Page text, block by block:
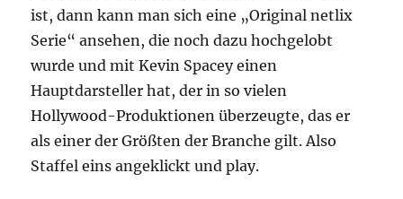
ist, dann kann man sich eine „Original netlix
Serie“ ansehen, die noch dazu hochgelobt
wurde und mit Kevin Spacey einen
Hauptdarsteller hat, der in so vielen
Hollywood-Produktionen überzeugte, das er
als einer der Größten der Branche gilt. Also
Staffel eins angeklickt und play.